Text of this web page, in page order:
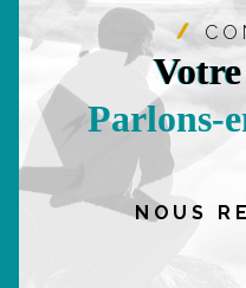
Parlons-
NOUS